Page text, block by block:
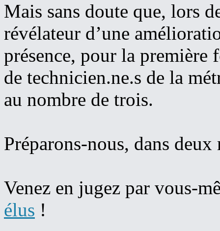
Mais sans doute que, lors
révélateur d’une
présence, pour la première
de technicien.ne.s de la
au nombre de trois.
Préparons-nous, dans
Venez en jugez par vous-
élus !